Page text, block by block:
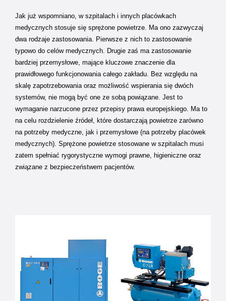
Jak już wspomniano, w szpitalach i innych placówkach
medycznych stosuje się sprężone powietrze. Ma ono zazwyczaj
dwa rodzaje zastosowania. Pierwsze z nich to zastosowanie
typowo do celów medycznych. Drugie zaś ma zastosowanie
bardziej przemysłowe, mające kluczowe znaczenie dla
prawidłowego funkcjonowania całego zakładu. Bez względu na
skalę zapotrzebowania oraz możliwość wspierania się dwóch
systemów, nie mogą być one ze sobą powiązane. Jest to
wymaganie narzucone przez przepisy prawa europejskiego. Ma to
na celu rozdzielenie źródeł, które dostarczają powietrze zarówno
na potrzeby medyczne, jak i przemysłowe (na potrzeby placówek
medycznych). Sprężone powietrze stosowane w szpitalach musi
zatem spełniać rygorystyczne wymogi prawne, higieniczne oraz
związane z bezpieczeństwem pacjentów.